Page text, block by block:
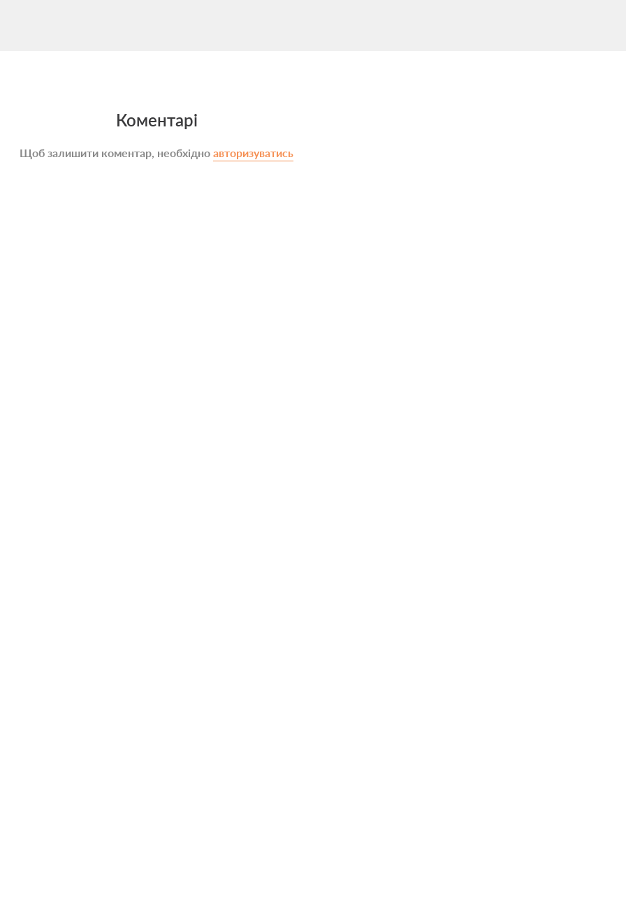
Коментарі
Щоб залишити коментар, необхідно авторизуватись